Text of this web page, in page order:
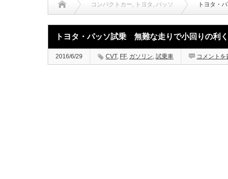
コンパクトカー, トヨタ , パッソ トヨタ・
トヨタ・パッソ試乗 無難な走りで小回りの利
2016/6/29 CVT, FF, ガソリン, 試乗車 コメントを